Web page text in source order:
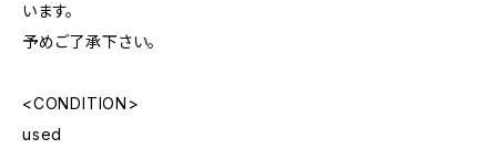
います。
予めご了承下さい。
<CONDITION>
used